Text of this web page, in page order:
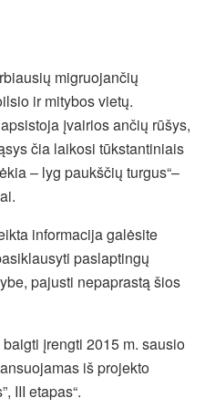
migruojančių
ir mitybos vietų.
įvairios ančių rūšys,
čia laikosi tūkstantiniais
– lyg paukščių turgus“–
informacija galėsite
paslaptingų
pajusti nepaprastą šios
įrengti 2015 m. sausio
iš projekto
III etapas“.